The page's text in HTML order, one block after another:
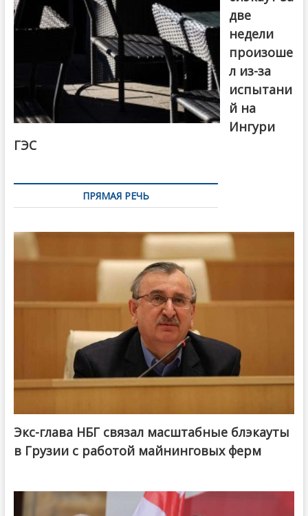
две
недели
произоше
л из-за
испытани
й на
Ингури
ГЭС
ПРЯМАЯ РЕЧЬ
Экс-глава НБГ связал масштабные блэкауты
в Грузии с работой майнинговых ферм